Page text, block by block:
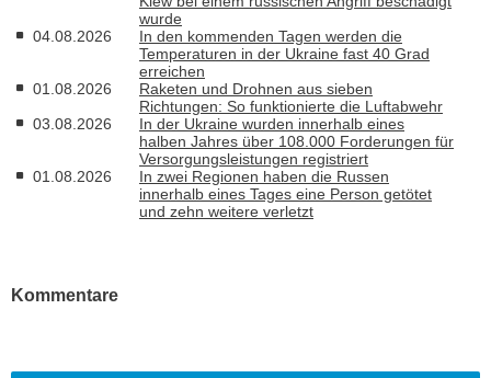
wurde
04.08.2026
In den kommenden Tagen werden die
Temperaturen in der Ukraine fast 40 Grad
erreichen
01.08.2026
Raketen und Drohnen aus sieben
Richtungen: So funktionierte die Luftabwehr
03.08.2026
In der Ukraine wurden innerhalb eines
halben Jahres über 108.000 Forderungen für
Versorgungsleistungen registriert
01.08.2026
In zwei Regionen haben die Russen
innerhalb eines Tages eine Person getötet
und zehn weitere verletzt
Kommentare